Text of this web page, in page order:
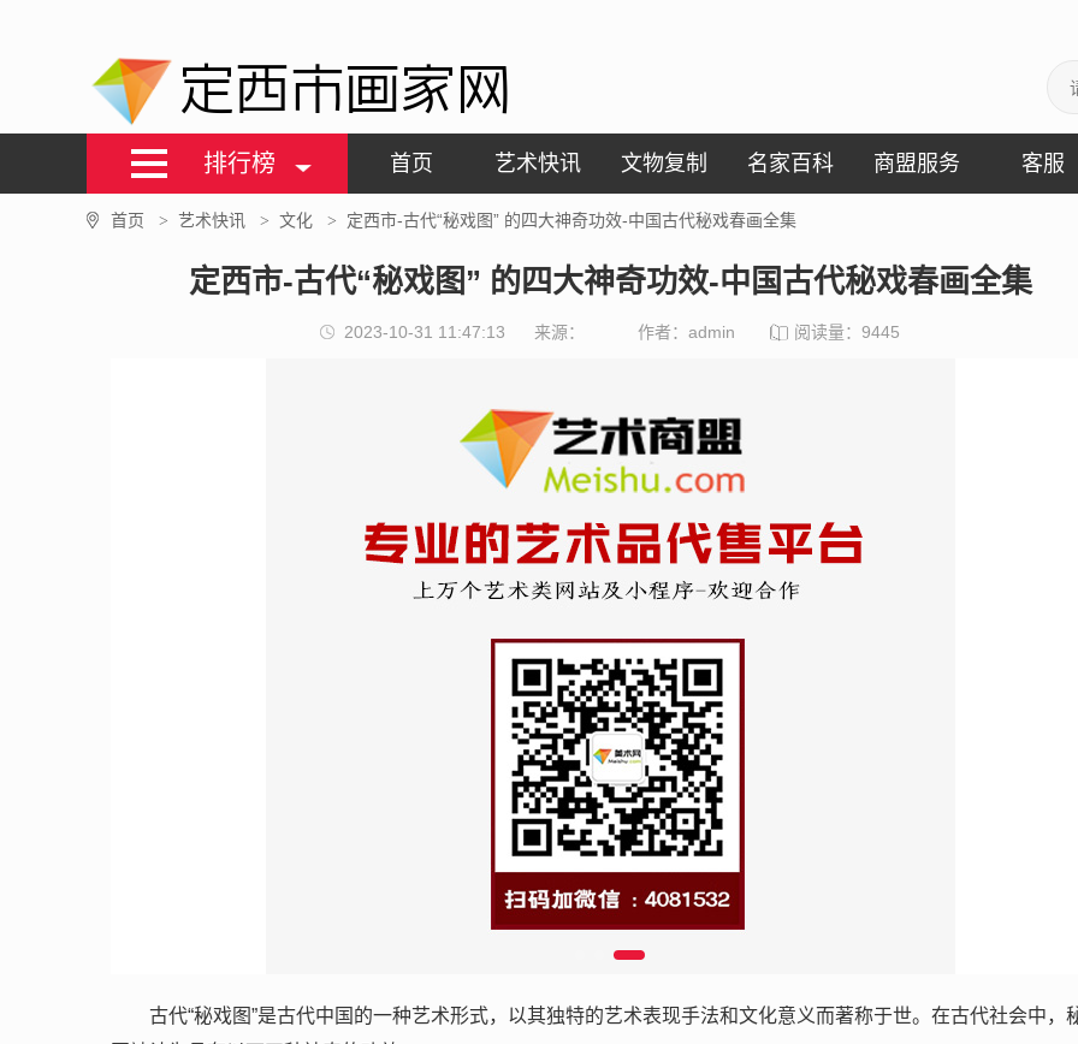
定西市画家网
排行榜 首页 艺术快讯 文物复制 名家百科 商盟服务 客服
首页 > 艺术快讯 > 文化 > 定西市-古代“秘戏图” 的四大神奇功效-中国古代秘戏春画全集
定西市-古代“秘戏图” 的四大神奇功效-中国古代秘戏春画全集
2023-10-31 11:47:13 来源： 作者：admin 阅读量： 9445
古代“秘戏图”是古代中国的一种艺术形式，以其独特的艺术表现手法和文化意义而著称于世。在古代社会中，